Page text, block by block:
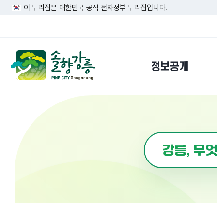
이 누리집은 대한민국 공식 전자정부 누리집입니다.
정보공개